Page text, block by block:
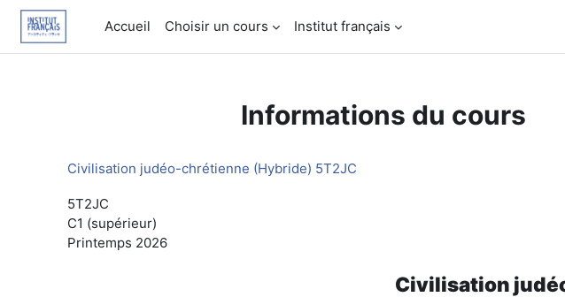
Passer au contenu principal
Accueil
Choisir un cours Institut français
Informations du cours
Civilisation judéo-chrétienne (Hybride) 5T2JC
5T2JC
C1 (supérieur)
Printemps 2026
Civilisation